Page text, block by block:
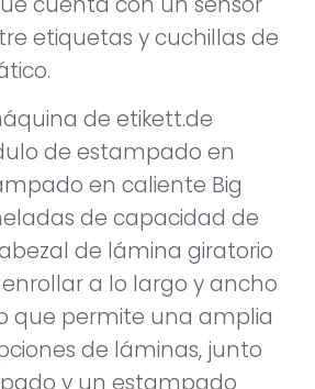
etiquetas y cuchillas de
de etikett.de
de estampado en
en caliente Big
de capacidad de
de lámina giratorio
a lo largo y ancho
que permite una amplia
de láminas, junto
y un estampado